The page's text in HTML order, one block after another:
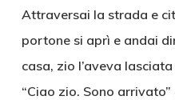
Attraversai la strada e
portone si aprì e andai
casa, zio l’aveva
“Ciao zio. Sono